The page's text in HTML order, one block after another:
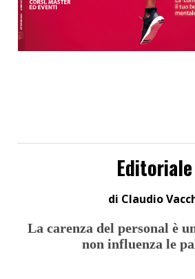
Editoriale
di Claudio
La carenza del personal è
non influenza le